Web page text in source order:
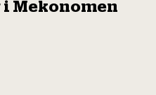
Mekonomen